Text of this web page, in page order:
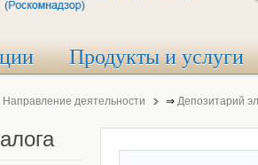
Продукты и услуги
Направление деятельности ⇒ Депозитарий